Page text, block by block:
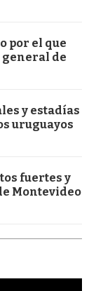
por el que
de
y estadías
uruguayos
fuertes y
Montevideo